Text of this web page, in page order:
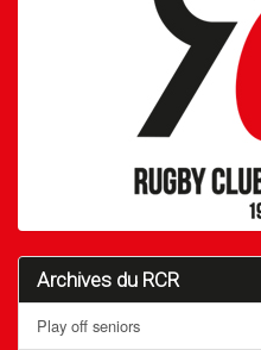
Archives du RCR
Play off seniors